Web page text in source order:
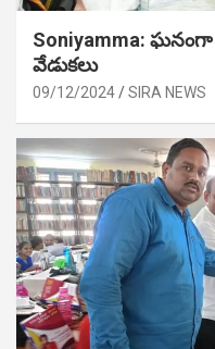
Soniyamma:
వేడుక‌లు
09/12/2024 SIRA NEWS